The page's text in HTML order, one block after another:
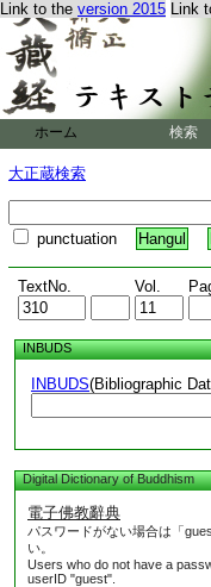
Link to the version 2015 Link
ホーム 検索
大正蔵検索
punctuation Hangul
TextNo. Vol.
INBUDS
INBUDS(Bibliographic
Digital Dictionary of Buddhism
電子佛教辭典
パスワードがない場合は「
い。
Users who do not have a
userID "guest".